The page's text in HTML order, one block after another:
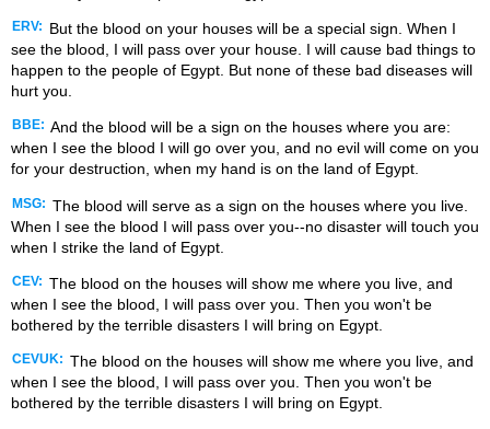
ERV:
But the blood on your houses will be a special sign. When I
see the blood, I will pass over your house. I will cause bad things to
happen to the people of Egypt. But none of these bad diseases will
hurt you.
BBE: And the blood will be a sign on the houses where you are:
when I see the blood I will go over you, and no evil will come on you
for your destruction, when my hand is on the land of Egypt.
MSG: The blood will serve as a sign on the houses where you live.
When I see the blood I will pass over you--no disaster will touch you
when I strike the land of Egypt.
CEV: The blood on the houses will show me where you live, and
when I see the blood, I will pass over you. Then you won't be
bothered by the terrible disasters I will bring on Egypt.
CEVUK: The blood on the houses will show me where you live, and
when I see the blood, I will pass over you. Then you won't be
bothered by the terrible disasters I will bring on Egypt.